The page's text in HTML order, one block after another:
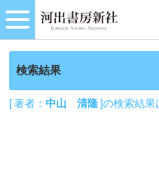
検索結果
[ 著者：中山 清隆]の検索結果